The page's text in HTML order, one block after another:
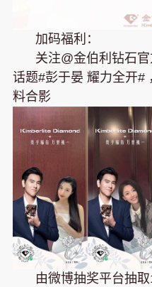
加码福利：
关注@金伯利钻石
话题#彭于晏 耀力全开#
料合影
由微博抽奖平台抽取